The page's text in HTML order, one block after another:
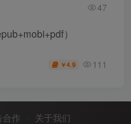
47
）
￥4.9 111
合作 关于我们